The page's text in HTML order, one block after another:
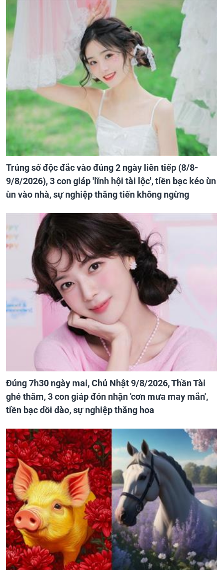
Trúng số độc đắc vào đúng 2 ngày liên tiếp (8/8-
9/8/2026), 3 con giáp 'lĩnh hội tài lộc', tiền bạc kéo ùn
ùn vào nhà, sự nghiệp thăng tiến không ngừng
Đúng 7h30 ngày mai, Chủ Nhật 9/8/2026, Thần Tài
ghé thăm, 3 con giáp đón nhận 'cơn mưa may mắn',
tiền bạc dồi dào, sự nghiệp thăng hoa